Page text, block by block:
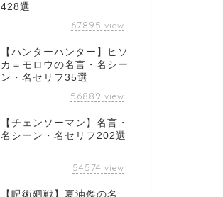
428選
67895 view
【ハンターハンター】ヒソ
カ＝モロウの名言・名シー
ン・名セリフ35選
56889 view
【チェンソーマン】名言・
名シーン・名セリフ202選
54574 view
【呪術廻戦】夏油傑の名